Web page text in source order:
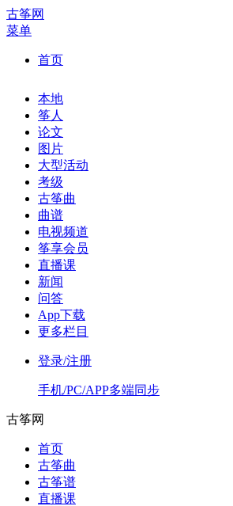
古筝网
菜单
首页
本地
筝人
论文
图片
大型活动
考级
古筝曲
曲谱
电视频道
筝享会员
直播课
新闻
问答
App下载
更多栏目
登录/注册
手机/PC/APP多端同步
古筝网
首页
古筝曲
古筝谱
直播课